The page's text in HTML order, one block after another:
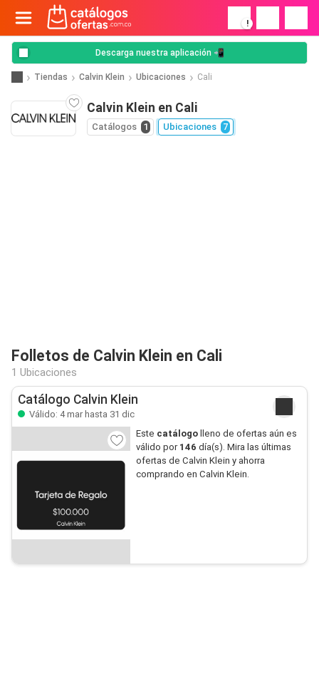
!
Descarga nuestra aplicación 📲
Tiendas Calvin Klein Ubicaciones Cali
Calvin Klein en Cali
Catálogos 1 Ubicaciones 7
Folletos de Calvin Klein en Cali
1 Ubicaciones
Catálogo Calvin Klein
Válido: 4 mar hasta 31 dic
Este catálogolleno de ofertas aún es
válido por 146 día(s). Mira las últimas
ofertas de Calvin Klein y ahorra
comprando en Calvin Klein.